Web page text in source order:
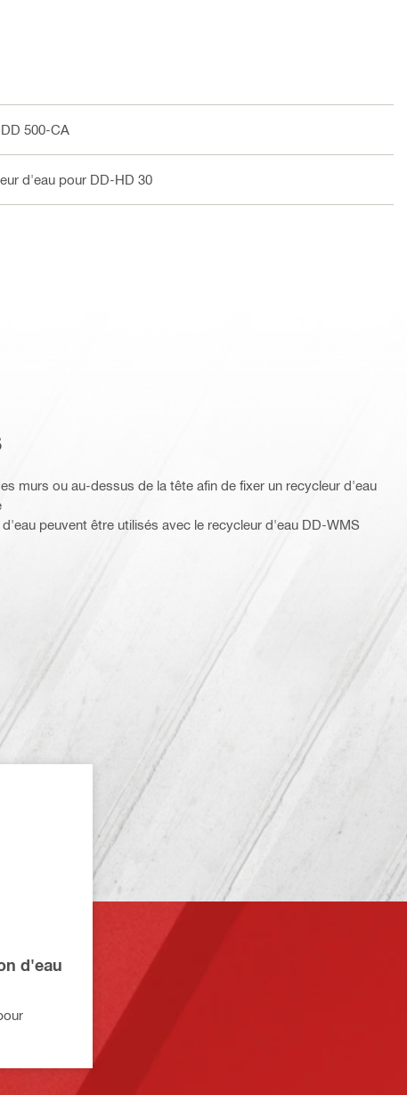
500-CA
d'eau pour DD-HD 30
murs ou au-dessus de la tête afin de fixer un recycleur d'eau
peuvent être utilisés avec le recycleur d'eau DD-WMS
d'eau